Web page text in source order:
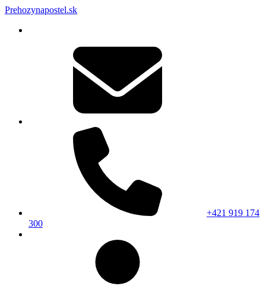
Prehozynapostel.sk
+421 919 174
300